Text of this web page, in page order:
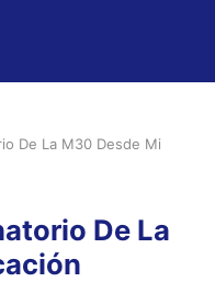
De La M30 Desde Mi
De La